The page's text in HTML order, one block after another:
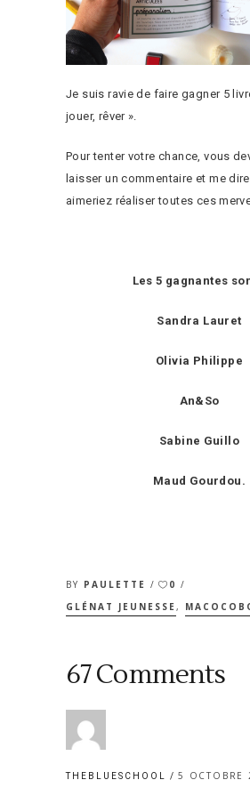
Je suis ravie de faire gagner 5
jouer, rêver ».
Pour tenter votre chance, vous
laisser un commentaire et me
aimeriez réaliser toutes ces
Les 5 gagnantes
Sandra Lauret
Olivia Philippe
An&So
Sabine Guillo
Maud Gourdou.
BY PAULETTE
0
GLÉNAT JEUNESSE,
67 Comments
THEBLUESCHOOL 5 OCTOBRE